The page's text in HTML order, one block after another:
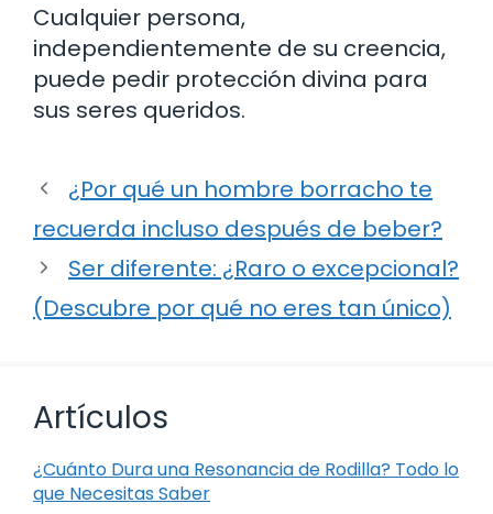
Cualquier persona,
independientemente de su creencia,
puede pedir protección divina para
sus seres queridos.
¿Por qué un hombre borracho te
recuerda incluso después de beber?
Ser diferente: ¿Raro o excepcional?
(Descubre por qué no eres tan único)
Artículos
¿Cuánto Dura una Resonancia de Rodilla? Todo lo
que Necesitas Saber